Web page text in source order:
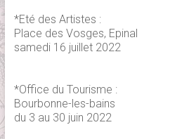
*Eté des Artistes :
Place des Vosges, Epinal
samedi 16 juillet 2022
*Office du Tourisme :
Bourbonne-les-bains
du 3 au 30 juin 2022